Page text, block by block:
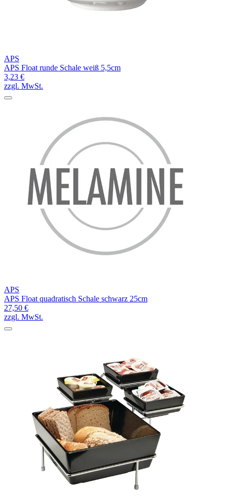
APS
APS Float runde Schale weiß 5,5cm
3,23 €
zzgl. MwSt.
APS
APS Float quadratisch Schale schwarz 25cm
27,50 €
zzgl. MwSt.